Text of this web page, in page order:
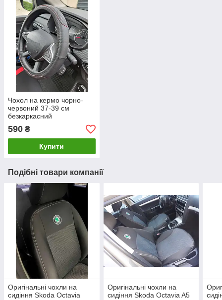
Чохол на кермо чорно-
червоний 37-39 см
безкаркасний
590 ₴
Купити
Подібні товари компанії
Оригінальні чохли на
сидіння Skoda Octavia
Оригінальні чохли на
сидіння Skoda Octavia A5